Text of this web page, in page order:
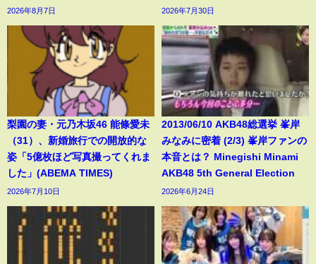
2026年8月7日 2026年7月30日
梨園の妻・元乃木坂46 能條愛未
（31）、新婚旅行での開放的な
姿「5億枚ほど写真撮ってくれま
した」(ABEMA TIMES)
2026年7月10日
2013/06/10 AKB48総選挙 峯岸
みなみに密着 (2/3) 峯岸ファンの
本音とは？ Minegishi Minami
AKB48 5th General Election
2026年6月24日